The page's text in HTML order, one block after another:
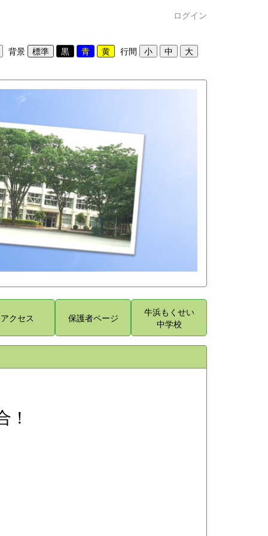
ログイン
背景 行間
アクセス 保護者ページ
牛浜もくせい
中学校
！